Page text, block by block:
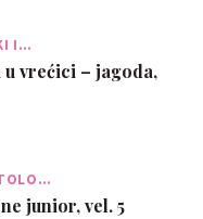
I…
u vrećici – jagoda,
junior, vel. 5